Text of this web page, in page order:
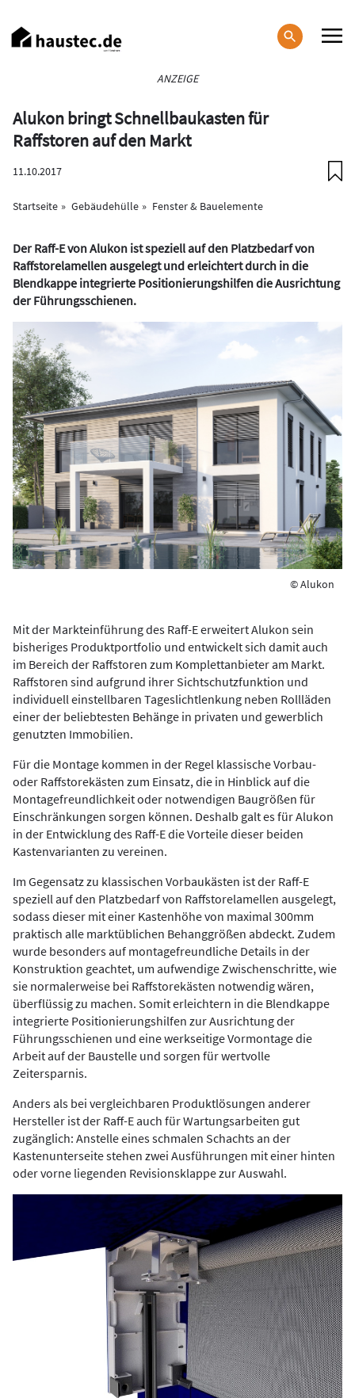
zum
Inhalt
ANZEIGE
Alukon bringt Schnellbaukasten für
Raffstoren auf den Markt
11.10.2017
Startseite Gebäudehülle Fenster & Bauelemente
Der Raff-E von Alukon ist speziell auf den Platzbedarf von
Raffstorelamellen ausgelegt und erleichtert durch in die
Blendkappe integrierte Positionierungshilfen die Ausrichtung
der Führungsschienen.
© Alukon
Mit der Markteinführung des Raff-E erweitert Alukon sein
bisheriges Produktportfolio und entwickelt sich damit auch
im Bereich der Raffstoren zum Komplettanbieter am Markt.
Raffstoren sind aufgrund ihrer Sichtschutzfunktion und
individuell einstellbaren Tageslichtlenkung neben Rollläden
einer der beliebtesten Behänge in privaten und gewerblich
genutzten Immobilien.
Für die Montage kommen in der Regel klassische Vorbau-
oder Raffstorekästen zum Einsatz, die in Hinblick auf die
Montagefreundlichkeit oder notwendigen Baugrößen für
Einschränkungen sorgen können. Deshalb galt es für Alukon
in der Entwicklung des Raff-E die Vorteile dieser beiden
Kastenvarianten zu vereinen.
Im Gegensatz zu klassischen Vorbaukästen ist der Raff-E
speziell auf den Platzbedarf von Raffstorelamellen ausgelegt,
sodass dieser mit einer Kastenhöhe von maximal 300mm
praktisch alle marktüblichen Behanggrößen abdeckt. Zudem
wurde besonders auf montagefreundliche Details in der
Konstruktion geachtet, um aufwendige Zwischenschritte, wie
sie normalerweise bei Raffstorekästen notwendig wären,
überflüssig zu machen. Somit erleichtern in die Blendkappe
integrierte Positionierungshilfen zur Ausrichtung der
Führungsschienen und eine werkseitige Vormontage die
Arbeit auf der Baustelle und sorgen für wertvolle
Zeitersparnis.
Anders als bei vergleichbaren Produktlösungen anderer
Hersteller ist der Raff-E auch für Wartungsarbeiten gut
zugänglich: Anstelle eines schmalen Schachts an der
Kastenunterseite stehen zwei Ausführungen mit einer hinten
oder vorne liegenden Revisionsklappe zur Auswahl.